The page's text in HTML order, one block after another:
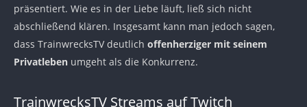
präsentiert. Wie es in der Liebe läuft, ließ sich nicht
abschließend klären. Insgesamt kann man jedoch sagen,
dass TrainwrecksTV deutlich offenherziger mit seinem
Privatleben umgeht als die Konkurrenz.
TrainwrecksTV Streams auf Twitch